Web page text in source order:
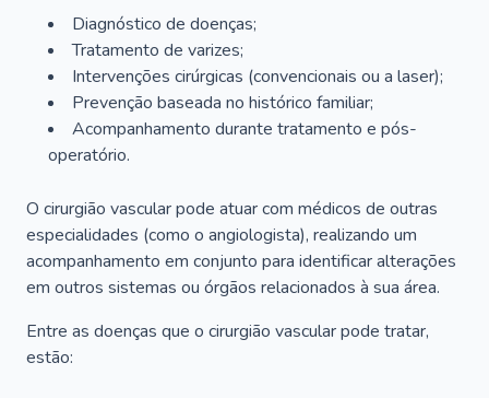
Diagnóstico de doenças;
Tratamento de varizes;
Intervenções cirúrgicas (convencionais ou a laser);
Prevenção baseada no histórico familiar;
Acompanhamento durante tratamento e pós-
operatório.
O cirurgião vascular pode atuar com médicos de outras
especialidades (como o angiologista), realizando um
acompanhamento em conjunto para identificar alterações
em outros sistemas ou órgãos relacionados à sua área.
Entre as doenças que o cirurgião vascular pode tratar,
estão: